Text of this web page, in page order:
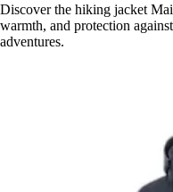
Discover the hiking jacket
warmth, and protection
adventures.